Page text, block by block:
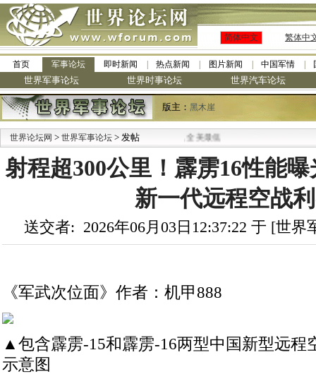
简体中文 繁体中
首页 军事论坛 即时新闻 热点新闻 图片新闻 中国军情
世界军事论坛 世界时事论坛 世界汽车论坛
版主： 黑木崖
世界论坛网 > 世界军事论坛 > 发帖
·九阳全新免清洗型豆浆机 全美最低
射程超300公里！霹雳16性能
新一代远程空战
送交者: 2026年06月03日12:37:22 于 [世
《军武次位面》作者：机甲888
▲包含霹雳-15和霹雳-16两型中国新型远程
示意图